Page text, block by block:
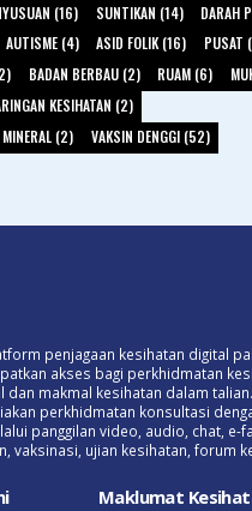
(16) SUNTIKAN (14)
DARAH
AUTISME (4) ASID FOLIK (16)
PUSAT
BADAN BERBAU (2) RUAM (6)
KESIHATAN (2)
MINERAL (2)
VAKSIN DENGGI (52)
penjagaan kesihatan digital
akses bagi perkhidmatan
dan makmal kesihatan dalam talian.
perkhidmatan konsultasi
panggilan video, audio, chat, e-
vaksinasi, ujian kesihatan, forum
Maklumat